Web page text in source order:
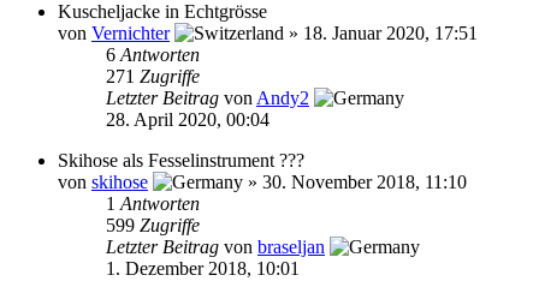
Kuscheljacke in Echtgrösse
von Vernichter » 18. Januar 2020, 17:51
6 Antworten
271 Zugriffe
Letzter Beitrag von Andy2
28. April 2020, 00:04
Skihose als Fesselinstrument ???
von skihose » 30. November 2018, 11:10
1 Antworten
599 Zugriffe
Letzter Beitrag von braseljan
1. Dezember 2018, 10:01